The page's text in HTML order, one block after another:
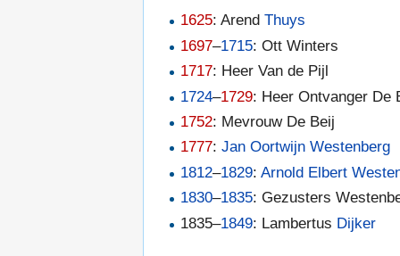
1625: ArendThuys
1697–1715: Ott Winters
1717: Heer Van de Pijl
1724–1729: Heer Ontvanger De
1752: Mevrouw De Beij
1777:Jan Oortwijn Westenberg
1812–1829:Arnold Elbert
1830–1835: Gezusters
1835–1849: Lambertus Dijker